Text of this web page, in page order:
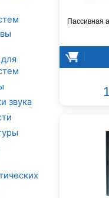
звука
Пассивная